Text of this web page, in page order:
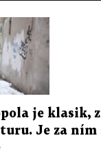
je klasik,
Je za